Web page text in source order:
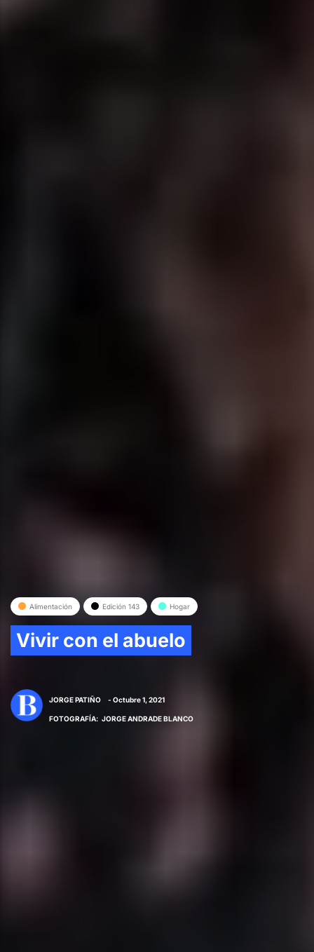
Alimentación Edición 143 Hogar
Vivir con el abuelo
JORGE PATIÑO - Octubre 1, 2021
FOTOGRAFÍA: JORGE ANDRADE BLANCO